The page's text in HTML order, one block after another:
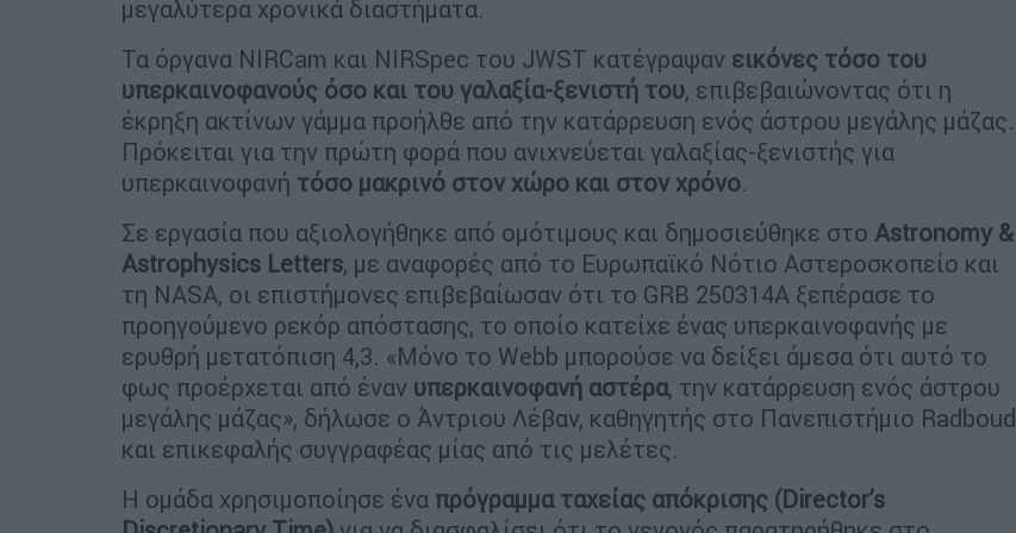
μεγαλύτερα χρονικά διαστήματα.
Τα όργανα NIRCam και NIRSpec του JWST κατέγραψαν εικόνες τόσο του
υπερκαινοφανούς όσο και του γαλαξία-ξενιστή του, επιβεβαιώνοντας ότι η
έκρηξη ακτίνων γάμμα προήλθε από την κατάρρευση ενός άστρου μεγάλης μάζας.
Πρόκειται για την πρώτη φορά που ανιχνεύεται γαλαξίας-ξενιστής για
υπερκαινοφανή τόσο μακρινό στον χώρο και στον χρόνο.
Σε εργασία που αξιολογήθηκε από ομότιμους και δημοσιεύθηκε στο Astronomy &
Astrophysics Letters, με αναφορές από το Ευρωπαϊκό Νότιο Αστεροσκοπείο και
τη NASA, οι επιστήμονες επιβεβαίωσαν ότι το GRB 250314A ξεπέρασε το
προηγούμενο ρεκόρ απόστασης, το οποίο κατείχε ένας υπερκαινοφανής με
ερυθρή μετατόπιση 4,3. «Μόνο το Webb μπορούσε να δείξει άμεσα ότι αυτό το
φως προέρχεται από έναν υπερκαινοφανή αστέρα, την κατάρρευση ενός άστρου
μεγάλης μάζας», δήλωσε ο Άντριου Λέβαν, καθηγητής στο Πανεπιστήμιο Radboud
και επικεφαλής συγγραφέας μίας από τις μελέτες.
Η ομάδα χρησιμοποίησε ένα πρόγραμμα ταχείας απόκρισης (Director’s